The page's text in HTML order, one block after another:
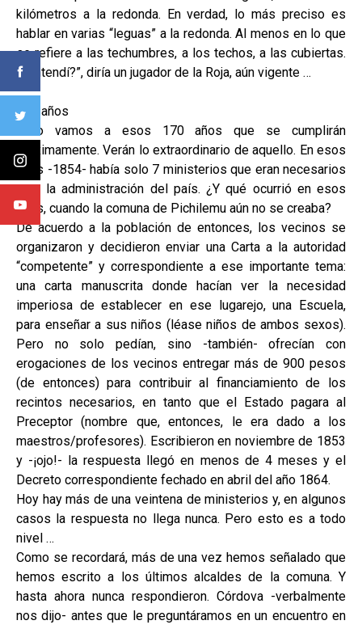
kilómetros a la redonda. En verdad, lo más preciso es
hablar en varias “leguas” a la redonda. Al menos en lo que
se refiere a las techumbres, a los techos, a las cubiertas.
(¿“Intendí?”, diría un jugador de la Roja, aún vigente …
170 años
Pero vamos a esos 170 años que se cumplirán
próximamente. Verán lo extraordinario de aquello. En esos
años -1854- había solo 7 ministerios que eran necesarios
para la administración del país. ¿Y qué ocurrió en esos
años, cuando la comuna de Pichilemu aún no se creaba?
De acuerdo a la población de entonces, los vecinos se
organizaron y decidieron enviar una Carta a la autoridad
“competente” y correspondiente a ese importante tema:
una carta manuscrita donde hacían ver la necesidad
imperiosa de establecer en ese lugarejo, una Escuela,
para enseñar a sus niños (léase niños de ambos sexos).
Pero no solo pedían, sino -también- ofrecían con
erogaciones de los vecinos entregar más de 900 pesos
(de entonces) para contribuir al financiamiento de los
recintos necesarios, en tanto que el Estado pagara al
Preceptor (nombre que, entonces, le era dado a los
maestros/profesores). Escribieron en noviembre de 1853
y -¡ojo!- la respuesta llegó en menos de 4 meses y el
Decreto correspondiente fechado en abril del año 1864.
Hoy hay más de una veintena de ministerios y, en algunos
casos la respuesta no llega nunca. Pero esto es a todo
nivel …
Como se recordará, más de una vez hemos señalado que
hemos escrito a los últimos alcaldes de la comuna. Y
hasta ahora nunca respondieron. Córdova -verbalmente
nos dijo- antes que le preguntáramos en un encuentro en